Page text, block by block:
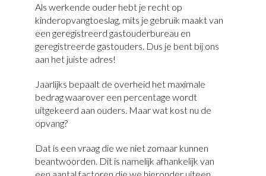
Als werkende ouder hebt je recht op
kinderopvangtoeslag, mits je gebruik maakt van
een geregistreerd gastouderbureau en
geregistreerde gastouders. Dus je bent bij ons
aan het juiste adres!
Jaarlijks bepaalt de overheid het maximale
bedrag waarover een percentage wordt
uitgekeerd aan ouders. Maar wat kost nu de
opvang?
Dat is een vraag die we niet zomaar kunnen
beantwoorden. Dit is namelijk afhankelijk van